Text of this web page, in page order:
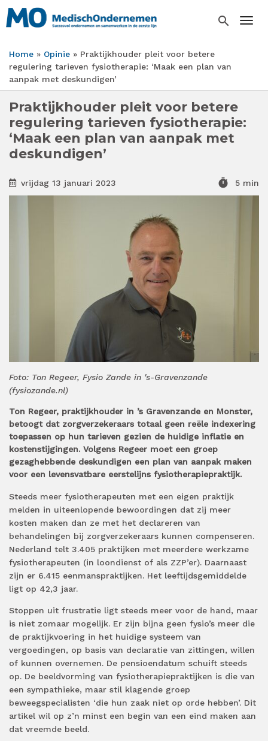
Overslaan
en
inhoud
gaan
search
Kruimelpad
Home Opinie
Praktijkhouder pleit voor betere
regulering tarieven fysiotherapie: ‘Maak een plan van
aanpak met deskundigen’
Praktijkhouder pleit voor betere
regulering tarieven fysiotherapie:
‘Maak een plan van aanpak met
deskundigen’
vrijdag 13 januari 2023 timer 5 min
Foto: Ton Regeer, Fysio Zande in 's-Gravenzande
(fysiozande.nl)
Ton Regeer, praktijkhouder in ’s Gravenzande en Monster,
betoogt dat zorgverzekeraars totaal geen reële indexering
toepassen op hun tarieven gezien de huidige inflatie en
kostenstijgingen. Volgens Regeer moet een groep
gezaghebbende deskundigen een plan van aanpak maken
voor een levensvatbare eerstelijns fysiotherapiepraktijk.
Steeds meer fysiotherapeuten met een eigen praktijk
melden in uiteenlopende bewoordingen dat zij meer
kosten maken dan ze met het declareren van
behandelingen bij zorgverzekeraars kunnen compenseren.
Nederland telt 3.405 praktijken met meerdere werkzame
fysiotherapeuten (in loondienst of als ZZP’er). Daarnaast
zijn er 6.415 eenmanspraktijken. Het leeftijdsgemiddelde
ligt op 42,3 jaar.
Stoppen uit frustratie ligt steeds meer voor de hand, maar
is niet zomaar mogelijk. Er zijn bijna geen fysio’s meer die
de praktijkvoering in het huidige systeem van
vergoedingen, op basis van declaratie van zittingen, willen
of kunnen overnemen. De pensioendatum schuift steeds
op. De beeldvorming van fysiotherapiepraktijken is die van
een sympathieke, maar stil klagende groep
beweegspecialisten ‘die hun zaak niet op orde hebben’. Dit
artikel wil op z’n minst een begin van een eind maken aan
dat vreemde beeld.